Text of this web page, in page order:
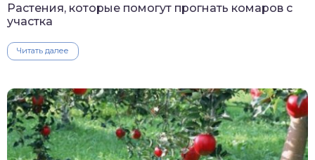
Растения, которые помогут прогнать комаров с
участка
Читать далее